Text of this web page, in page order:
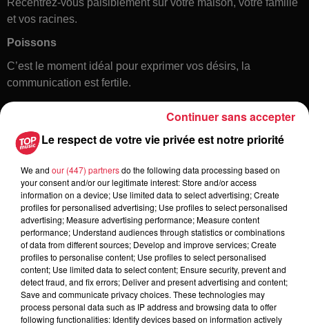
et vos racines.
Poissons
C’est le moment idéal pour exprimer vos désirs, la
communication est fertile.
Toute l'actu
6 août 2026
À Hoerdt, de l’eau brune sort des
robinets
Le respect de votre vie privée est notre priorité
We and our (447) partnersdo the following data processing based on
your consent and/or our legitimate interest: Store and/or access
information on a device; Use limited data to select advertising; Create
profiles for personalised advertising; Use profiles to select personalised
advertising; Measure advertising performance; Measure content
performance; Understand audiences through statistics or combinations
of data from different sources; Develop and improve services; Create
profiles to personalise content; Use profiles to select personalised
content; Use limited data to select content; Ensure security, prevent and
detect fraud, and fix errors; Deliver and present advertising and content;
Save and communicate privacy choices. These technologies may
process personal data such as IP address and browsing data to offer
following functionalities: Identify devices based on information actively
Continuer sans accepter